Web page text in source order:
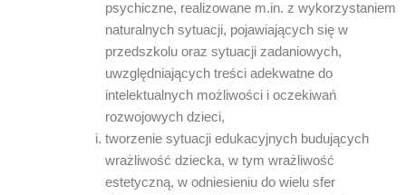
psychiczne, realizowane m.in. z wykorzystaniem
naturalnych sytuacji, pojawiających się w
przedszkolu oraz sytuacji zadaniowych,
uwzględniających treści adekwatne do
intelektualnych możliwości i oczekiwań
rozwojowych dzieci,
tworzenie sytuacji edukacyjnych budujących
wrażliwość dziecka, w tym wrażliwość
estetyczną, w odniesieniu do wielu sfer